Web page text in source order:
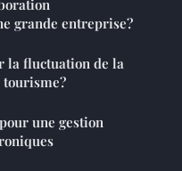
grande entreprise?
la fluctuation de la
une gestion